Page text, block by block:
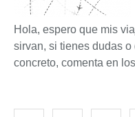
Hola, espero que mis
sirvan, si tienes dudas
concreto, comenta en